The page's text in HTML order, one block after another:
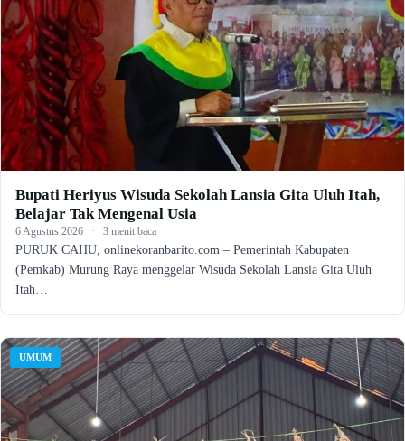
Bupati Heriyus Wisuda Sekolah Lansia Gita Uluh Itah,
Belajar Tak Mengenal Usia
6 Agustus 2026 · 3 menit baca
PURUK CAHU, onlinekoranbarito.com – Pemerintah Kabupaten
(Pemkab) Murung Raya menggelar Wisuda Sekolah Lansia Gita Uluh
Itah…
UMUM